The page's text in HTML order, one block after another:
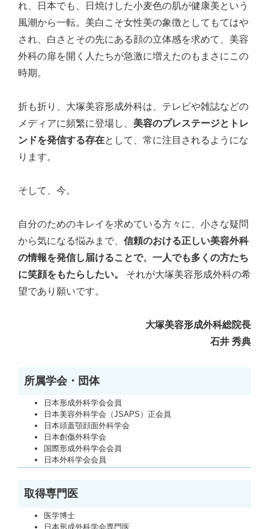
れ、日本でも、日焼けした小麦色の肌が健康美という
風潮から一転。美白こそ女性美の象徴としてもてはや
され、白さとその先にある顔の立体感を求めて、美容
外科の扉を開く人たちが急激に増えたのもまさにこの
時期。
折も折り、大塚美容形成外科は、テレビや雑誌などの
メディアに頻繁に登場し、 美容のプレステージとトレ
ンドを発信する存在として、常に注目されるようにな
ります。
そして、今。
自分のためのキレイを求めている方々に、小さな疑問
から気になる悩みまで、 信頼のおける正しい美容外科
の情報を発信し届けることで、一人でも多くの方たち
に笑顔をもたらしたい。
それが大塚美容形成外科の希
望であり願いです。
大塚美容形成外科総院長
石井 秀典
所属学会・団体
日本形成外科学会会員
日本美容外科学会（JSAPS）正会員
日本頭蓋顎顔面外科学会
日本創傷外科学会
国際形成外科学会会員
日本外科学会会員
取得専門医
医学博士
日本形成外科学会専門医